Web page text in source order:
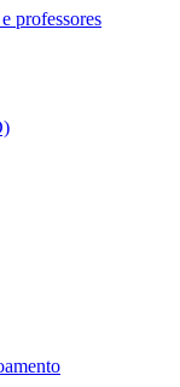
professores